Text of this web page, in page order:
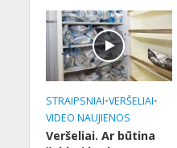
STRAIPSNIAI•VERŠELIAI•
VIDEO NAUJIENOS
Veršeliai. Ar būtina